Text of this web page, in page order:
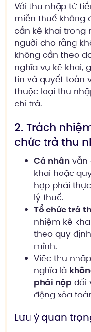
Với thu nhập từ
miễn thuế không
cần kê khai trong
người cho rằng
không cần theo
nghĩa vụ kê khai,
tin và quyết toán
thuộc loại thu
chi trả.
2. Trách
chức trả thu
Cá nhân vẫn
khai hoặc
hợp phải
lý thuế.
Tổ chức trả
nhiệm kê
theo quy
mình.
Việc thu
nghĩa là
phải nộp đối
động xóa
Lưu ý quan